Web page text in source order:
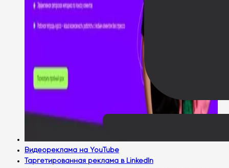
Видеореклама на YouTube
Таргетированная реклама в LinkedIn